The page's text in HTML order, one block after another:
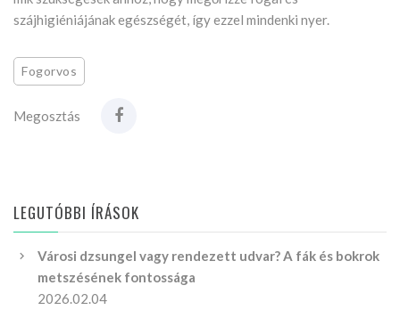
szájhigiéniájának egészségét, így ezzel mindenki nyer.
Fogorvos
Megosztás
LEGUTÓBBI ÍRÁSOK
Városi dzsungel vagy rendezett udvar? A fák és bokrok
metszésének fontossága
2026.02.04